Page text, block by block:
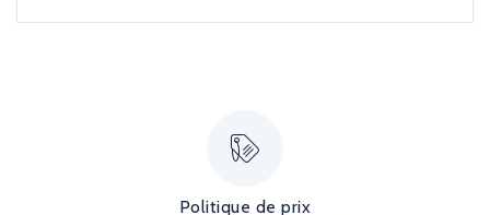
Politique de prix